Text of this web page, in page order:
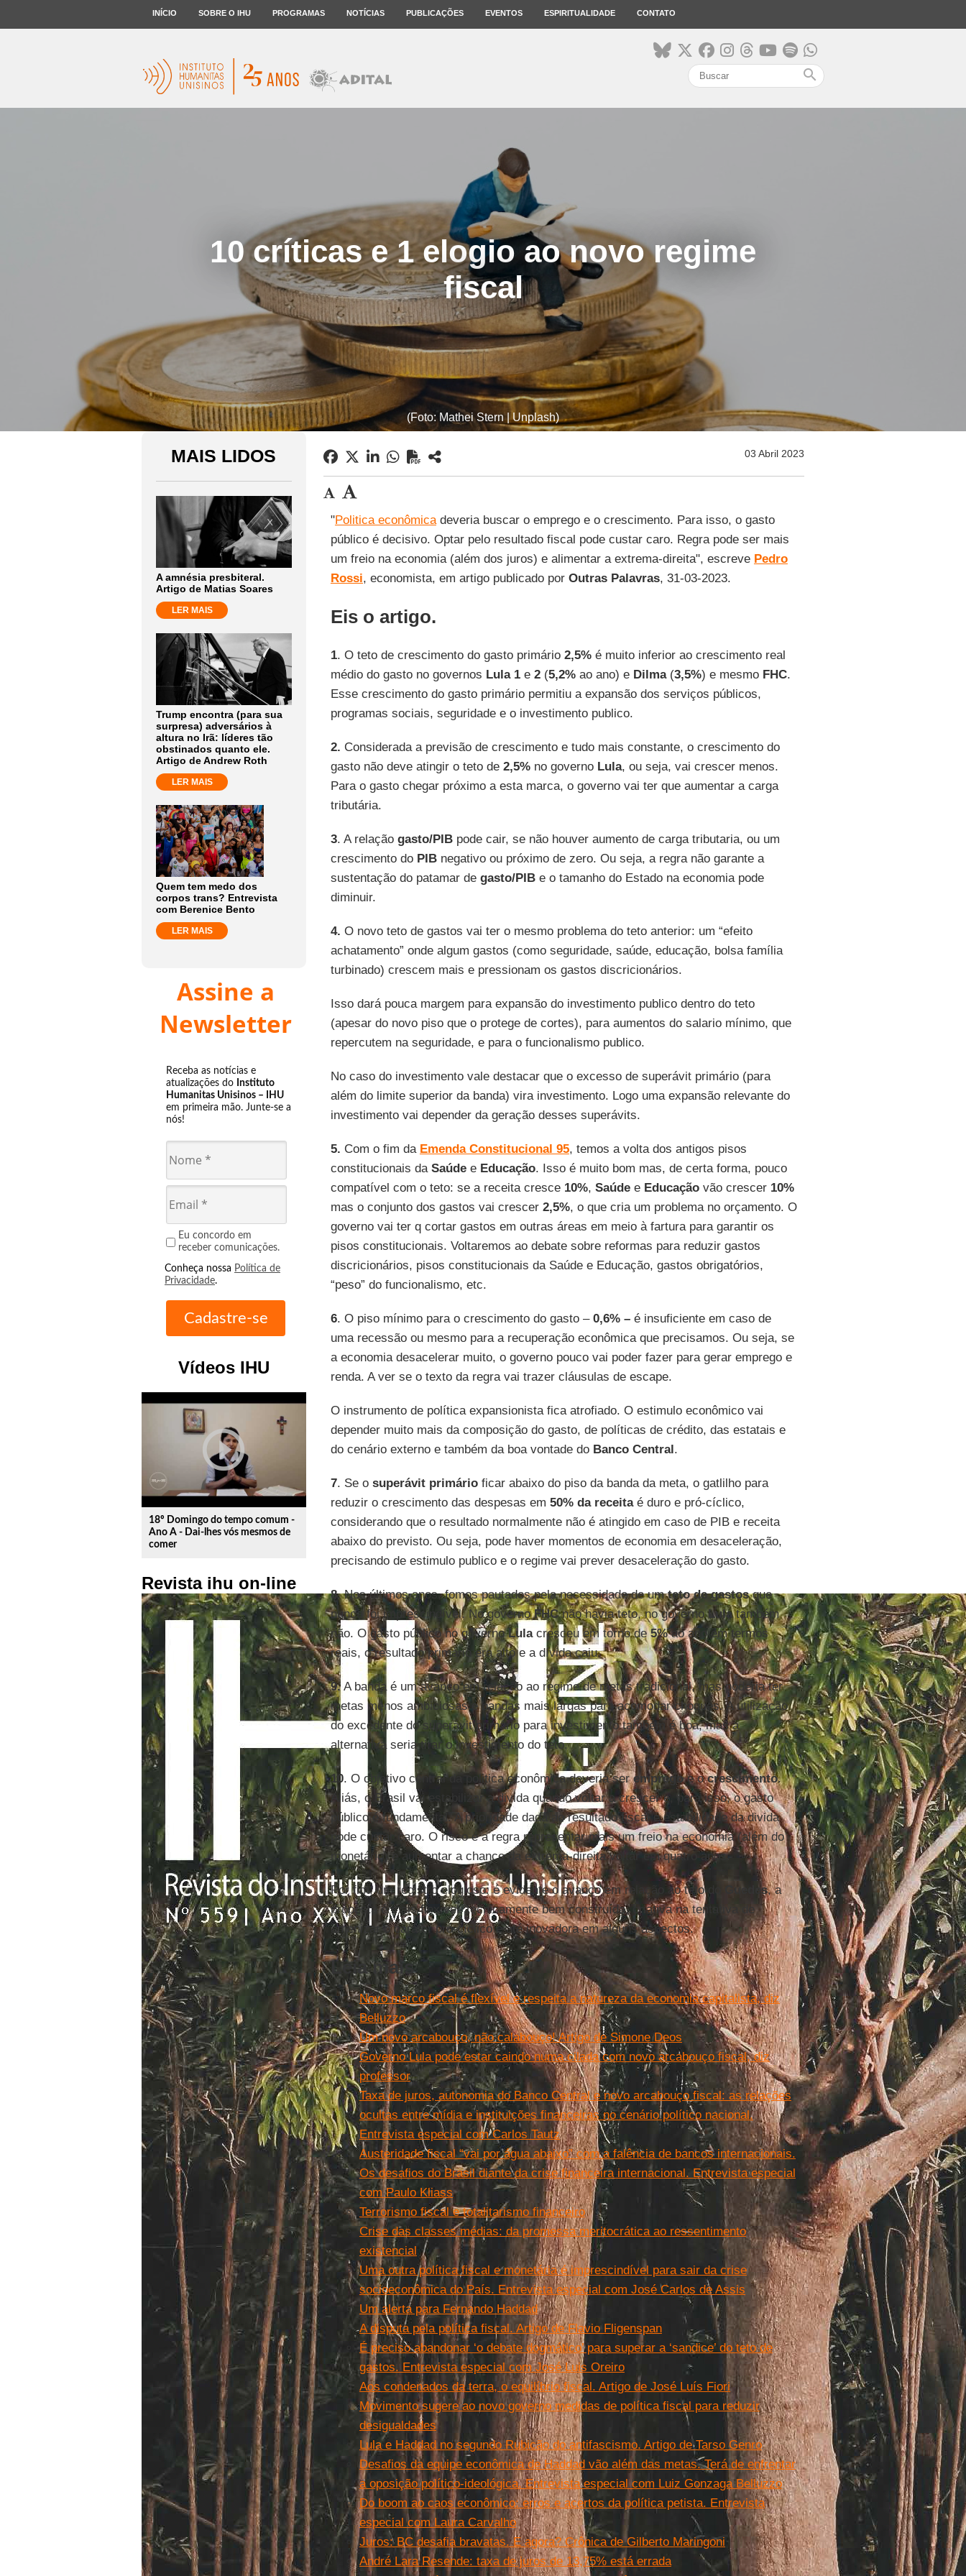
INÍCIO SOBRE O IHU PROGRAMAS NOTÍCIAS PUBLICAÇÕES EVENTOS ESPIRITUALIDADE CONTATO
search
10 críticas e 1 elogio ao novo regime
fiscal
(Foto: Mathei Stern | Unplash)
MAIS LIDOS
A amnésia presbiteral.
Artigo de Matias Soares
LER MAIS
Trump encontra (para sua
surpresa) adversários à
altura no Irã: líderes tão
obstinados quanto ele.
Artigo de Andrew Roth
LER MAIS
Quem tem medo dos
corpos trans? Entrevista
com Berenice Bento
LER MAIS
Assine a
Newsletter
Receba as notícias e
atualizações do Instituto
Humanitas Unisinos – IHU
em primeira mão. Junte-se a
nós!
Eu concordo em
receber comunicações.
Conheça nossa Política de
Privacidade.
Vídeos IHU
play_circle_outline
18º Domingo do tempo comum -
Ano A - Dai-lhes vós mesmos de
comer
Revista ihu on-line
03 Abril 2023
"Politica econômicadeveria buscar o emprego e o crescimento. Para isso, o gasto
público é decisivo. Optar pelo resultado fiscal pode custar caro. Regra pode ser mais
um freio na economia (além dos juros) e alimentar a extrema-direita", escreve Pedro
Rossi, economista, em artigo publicado por Outras Palavras, 31-03-2023.
Eis o artigo.
1. O teto de crescimento do gasto primário 2,5%é muito inferior ao crescimento real
médio do gasto no governos Lula 1e2(5,2%ao ano) e Dilma(3,5%) e mesmo FHC.
Esse crescimento do gasto primário permitiu a expansão dos serviços públicos,
programas sociais, seguridade e o investimento publico.
2. Considerada a previsão de crescimento e tudo mais constante, o crescimento do
gasto não deve atingir o teto de 2,5%no governo Lula, ou seja, vai crescer menos.
Para o gasto chegar próximo a esta marca, o governo vai ter que aumentar a carga
tributária.
3. A relação gasto/PIBpode cair, se não houver aumento de carga tributaria, ou um
crescimento do PIBnegativo ou próximo de zero. Ou seja, a regra não garante a
sustentação do patamar de gasto/PIBe o tamanho do Estado na economia pode
diminuir.
4. O novo teto de gastos vai ter o mesmo problema do teto anterior: um “efeito
achatamento” onde algum gastos (como seguridade, saúde, educação, bolsa família
turbinado) crescem mais e pressionam os gastos discricionários.
Isso dará pouca margem para expansão do investimento publico dentro do teto
(apesar do novo piso que o protege de cortes), para aumentos do salario mínimo, que
repercutem na seguridade, e para o funcionalismo publico.
No caso do investimento vale destacar que o excesso de superávit primário (para
além do limite superior da banda) vira investimento. Logo uma expansão relevante do
investimento vai depender da geração desses superávits.
5. Com o fim da Emenda Constitucional 95, temos a volta dos antigos pisos
constitucionais da Saúdee Educação. Isso é muito bom mas, de certa forma, pouco
compatível com o teto: se a receita cresce 10%, Saúdee Educaçãovão crescer 10%
mas o conjunto dos gastos vai crescer 2,5%, o que cria um problema no orçamento. O
governo vai ter q cortar gastos em outras áreas em meio à fartura para garantir os
pisos constitucionais. Voltaremos ao debate sobre reformas para reduzir gastos
discricionários, pisos constitucionais da Saúde e Educação, gastos obrigatórios,
“peso” do funcionalismo, etc.
6. O piso mínimo para o crescimento do gasto – 0,6% –é insuficiente em caso de
uma recessão ou mesmo para a recuperação econômica que precisamos. Ou seja, se
a economia desacelerar muito, o governo pouco vai poder fazer para gerar emprego e
renda. A ver se o texto da regra vai trazer cláusulas de escape.
O instrumento de política expansionista fica atrofiado. O estimulo econômico vai
depender muito mais da composição do gasto, de políticas de crédito, das estatais e
do cenário externo e também da boa vontade do Banco Central.
7. Se o superávit primárioficar abaixo do piso da banda da meta, o gatlilho para
reduzir o crescimento das despesas em 50% da receitaé duro e pró-cíclico,
considerando que o resultado normalmente não é atingido em caso de PIB e receita
abaixo do previsto. Ou seja, pode haver momentos de economia em desaceleração,
precisando de estimulo publico e o regime vai prever desaceleração do gasto.
8.Nos últimos anos, fomos pautados pela necessidade de umteto de gastosque
nunca foi imprescindível. No governoFHCnão havia teto, no governoLulatambém
não. O gasto público no governoLulacresceu em torno de5%ao ano em termos
reais, o resultado primário era alto e a dívida caiu.
9.A banda é um avanço em relação ao regime de metas tradicional, mas poderia ter
metas menos ambiciosas e bandas mais largas para acomodar choques. A utilização
do excedente do superávit primário para investimento também é boa, mas a
alternativa seria tirar o investimento do teto.
10. O objetivo central da politica econômica deveria serempregoe ocrescimento.
Aliás, o Brasil vai estabilizar a divida quando voltar a crescer e, para isso, o gasto
público é fundamental. A prioridade dada ao resultado fiscal e estabilidade da divida
pode custar caro. O risco é a regra representar mais um freio na economia (além do
monetário) e aumentar a chance da extrema-direita voltar em quatro anos.
Por fim, um registro elogioso: é evidente o avanço em relação ao teto do Guedes, a
proposta é mais flexível, tecnicamente bem construída, criativa na tentativa de
amenizar o caráter pró-cíclico e até inovadora em alguns aspectos.
Leia mais
Novo marco fiscal é flexível e respeita a natureza da economia capitalista, diz
Belluzzo
Um novo arcabouço, não calabouço! Artigo de Simone Deos
Governo Lula pode estar caindo numa cilada com novo arcabouço fiscal, diz
professor
Taxa de juros, autonomia do Banco Central e novo arcabouço fiscal: as relações
ocultas entre mídia e instituições financeiras no cenário político nacional.
Entrevista especial com Carlos Tautz
Austeridade fiscal “vai por água abaixo” com a falência de bancos internacionais.
Os desafios do Brasil diante da crise financeira internacional. Entrevista especial
com Paulo Kliass
Terrorismo fiscal e totalitarismo financeiro
Crise das classes médias: da promessa meritocrática ao ressentimento
existencial
Uma outra política fiscal e monetária é imprescindível para sair da crise
socioeconômica do País. Entrevista especial com José Carlos de Assis
Um alerta para Fernando Haddad
A disputa pela política fiscal. Artigo de Flavio Fligenspan
É preciso abandonar ‘o debate dogmático’ para superar a ‘sandice’ do teto de
gastos. Entrevista especial com José Luis Oreiro
Aos condenados da terra, o equilíbrio fiscal. Artigo de José Luís Fiori
Movimento sugere ao novo governo medidas de política fiscal para reduzir
desigualdades
Lula e Haddad no segundo Rubicão do antifascismo. Artigo de Tarso Genro
Desafios da equipe econômica de Haddad vão além das metas. Terá de enfrentar
a oposição político-ideológica. Entrevista especial com Luiz Gonzaga Belluzzo
Do boom ao caos econômico: erros e acertos da política petista. Entrevista
especial com Laura Carvalho
Juros: BC desafia bravatas. E agora? Crônica de Gilberto Maringoni
André Lara Resende: taxa de juros de 13,75% está errada